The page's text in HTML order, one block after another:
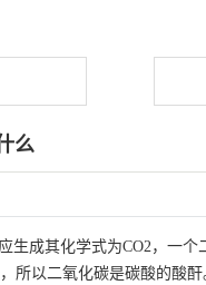
么
成其化学式为CO2，一
所以二氧化碳是碳酸的酸酐